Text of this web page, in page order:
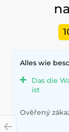
Alles wie
Das die
ist
Ověřený